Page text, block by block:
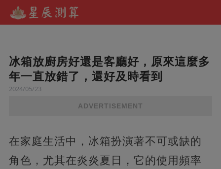
冰箱放廚房好還是客廳好，原來這麼多
年一直放錯了，還好及時看到
2024/05/23
ADVERTISEMENT
在家庭生活中，冰箱扮演著不可或缺的
角色，尤其在炎炎夏日，它的使用頻率